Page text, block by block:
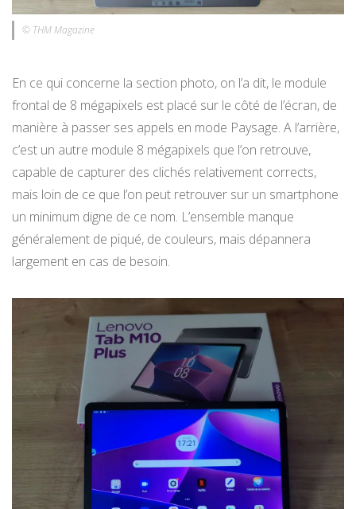
© THM Magazine
En ce qui concerne la section photo, on l’a dit, le module
frontal de 8 mégapixels est placé sur le côté de l’écran, de
manière à passer ses appels en mode Paysage. A l’arrière,
c’est un autre module 8 mégapixels que l’on retrouve,
capable de capturer des clichés relativement corrects,
mais loin de ce que l’on peut retrouver sur un smartphone
un minimum digne de ce nom. L’ensemble manque
généralement de piqué, de couleurs, mais dépannera
largement en cas de besoin.